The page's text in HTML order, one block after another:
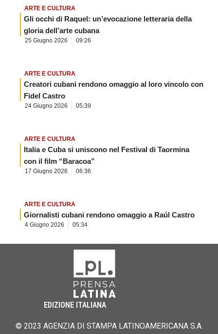
ARTE E CULTURA
Gli occhi di Raquel: un’evocazione letteraria della
gloria dell’arte cubana
25 Giugno 2026 09:26
ARTE E CULTURA
Creatori cubani rendono omaggio al loro vincolo con
Fidel Castro
24 Giugno 2026 05:39
ARTE E CULTURA
Italia e Cuba si uniscono nel Festival di Taormina
con il film “Baracoa”
17 Giugno 2026 06:36
ARTE E CULTURA
Giornalisti cubani rendono omaggio a Raúl Castro
4 Giugno 2026 05:34
EDIZIONE ITALIANA
© 2023 AGENZIA DI STAMPA LATINOAMERICANA S.A.